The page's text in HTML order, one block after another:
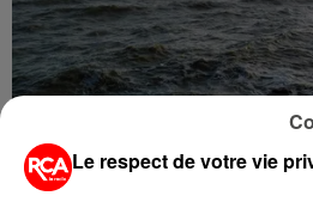
Le respect de votre vie